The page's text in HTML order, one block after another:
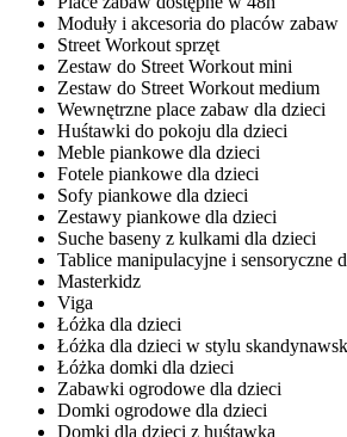
Moduły i akcesoria do placów zabaw
Street Workout sprzęt
Zestaw do Street Workout mini
Zestaw do Street Workout medium
Wewnętrzne place zabaw dla dzieci
Huśtawki do pokoju dla dzieci
Meble piankowe dla dzieci
Fotele piankowe dla dzieci
Sofy piankowe dla dzieci
Zestawy piankowe dla dzieci
Suche baseny z kulkami dla dzieci
Tablice manipulacyjne i sensoryczne
Masterkidz
Viga
Łóżka dla dzieci
Łóżka dla dzieci w stylu
Łóżka domki dla dzieci
Zabawki ogrodowe dla dzieci
Domki ogrodowe dla dzieci
Domki dla dzieci z huśtawką